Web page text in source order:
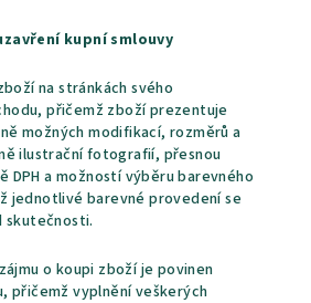
kupní smlouvy
na stránkách svého
přičemž zboží prezentuje
možných modifikací, rozměrů a
ilustrační fotografií, přesnou
DPH a možností výběru barevného
jednotlivé barevné provedení se
skutečnosti.
o koupi zboží je povinen
přičemž vyplnění veškerých